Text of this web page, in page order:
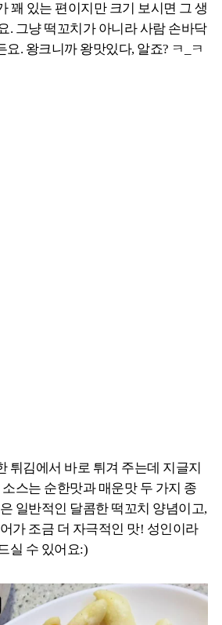
꽤 있는 편이지만 크기 보시면 그 생
. 그냥 떡꼬치가 아니라 사람 손바닥
요. 왕크니까 왕맛있다, 알죠? ㅋ_ㅋ
튀김에서 바로 튀겨 주는데 지글지
스는 순한맛과 매운맛 두 가지 종
일반적인 달콤한 떡꼬치 양념이고,
가 조금 더 자극적인 맛! 성인이라
실 수 있어요:)